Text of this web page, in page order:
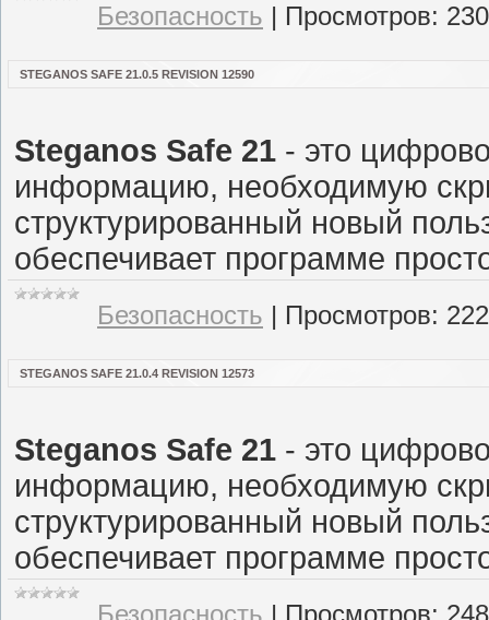
Безопасность | Просмотров: 230
STEGANOS SAFE 21.0.5 REVISION 12590
Steganos Safe 21 - это
информацию, необходимую
структурированный новый
обеспечивает программе
Безопасность | Просмотров: 222
STEGANOS SAFE 21.0.4 REVISION 12573
Steganos Safe 21 - это
информацию, необходимую
структурированный новый
обеспечивает программе
Безопасность | Просмотров: 248